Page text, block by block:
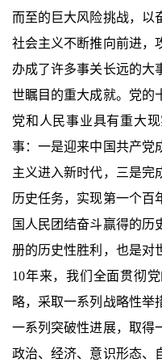
而至的巨大风险挑战，以
社会主义不断推向前进，
办成了许多事关长远的大
世瞩目的重大成就。党的
党和人民事业具有重大
事：一是迎来中国共产党
主义进入新时代，三是完
历史任务，实现第一个百
国人民团结奋斗赢得的历
册的历史性胜利，也是对
10年来，我们全面贯彻
略，采取一系列战略性举
一系列突破性进展，取得
政治、经济、意识形态、